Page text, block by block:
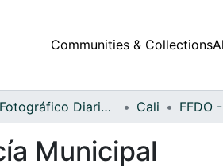
Communities & Collections
Fondo Fotográfico Diario Occidente Cali FFDO
Municipal